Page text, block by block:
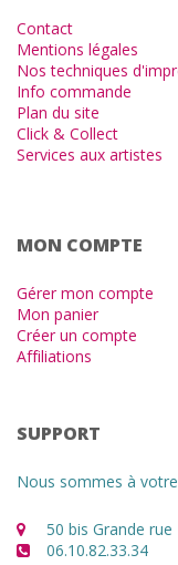
Contact
Mentions légales
Nos techniques
Info commande
Plan du site
Click & Collect
Services aux artistes
MON COMPTE
Gérer mon compte
Mon panier
Créer un compte
Affiliations
SUPPORT
Nous sommes à
50 bis Grande rue
06.10.82.33.34